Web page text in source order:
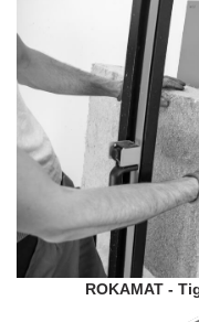
ROKAMAT -